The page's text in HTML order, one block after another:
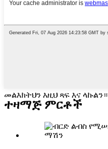
መልእክትህን እዚህ ጻፍ እና ላኩልን።
ተዛማጅ ምርቶች